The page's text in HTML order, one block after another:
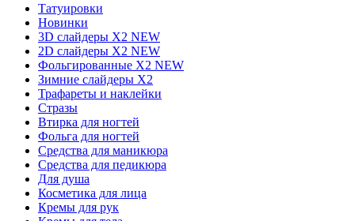
Татуировки
Новинки
3D слайдеры X2 NEW
2D слайдеры X2 NEW
Фольгированные X2 NEW
Зимние слайдеры Х2
Трафареты и наклейки
Стразы
Втирка для ногтей
Фольга для ногтей
Средства для маникюра
Средства для педикюра
Для душа
Косметика для лица
Кремы для рук